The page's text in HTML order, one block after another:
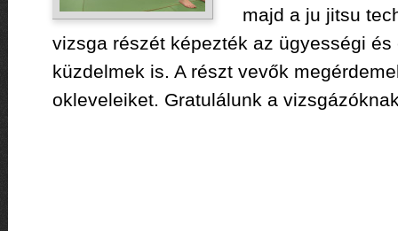
majd a ju jitsu
vizsga részét képezték az ügyességi
küzdelmek is. A részt vevők
okleveleiket. Gratulálunk a